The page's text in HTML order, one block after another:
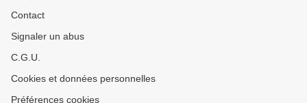
Contact
Signaler un abus
C.G.U.
Cookies et données personnelles
Préférences cookies